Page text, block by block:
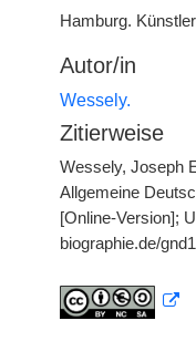
Hamburg.
Autor/in
Wessely.
Zitierweise
Wessely, Joseph
Allgemeine
[Online-Version];
biographie.de/